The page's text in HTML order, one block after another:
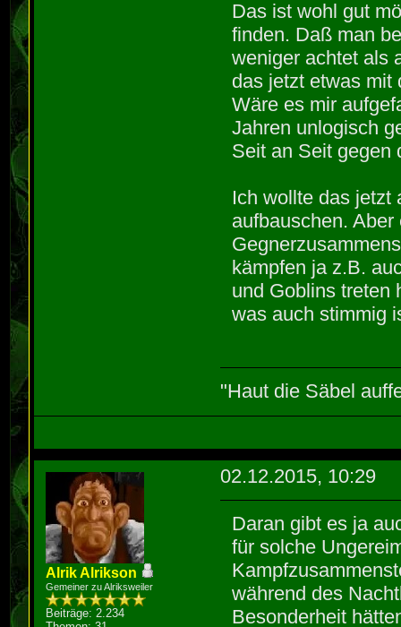
Das ist wohl gut
finden. Daß man
weniger achtet als
das jetzt etwas mit
Wäre es mir
Jahren unlogisch
Seit an Seit gegen
Ich wollte das jetzt
aufbauschen.
kämpfen ja z.B.
und Goblins treten
was auch stimmig
"Haut die Säbel
Alrik Alrikson
Gemeiner zu Alriksweiler
Beiträge: 2.234
02.12.2015, 10:29
Daran gibt es ja
für solche
während des
Besonderheit